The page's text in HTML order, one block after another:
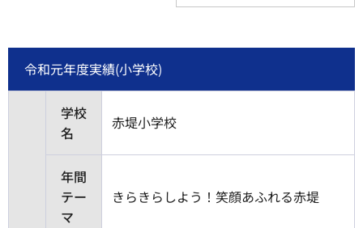
令和元年度実績(小学校)
学校
名
赤堤小学校
年間
テー
マ
きらきらしよう！笑顔あふれる赤堤